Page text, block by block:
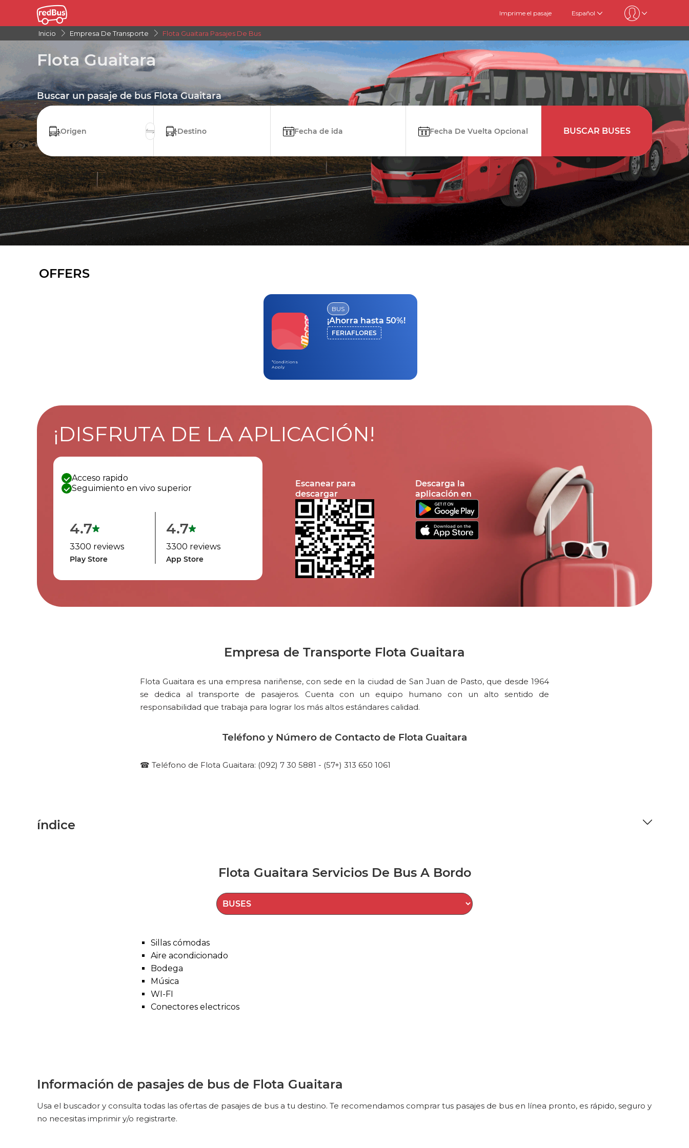
Imprime el pasaje Español
Inicio Empresa De Transporte Flota Guaitara Pasajes De Bus
Flota Guaitara
Buscar un pasaje de bus Flota Guaitara
Fecha de ida
Fecha De Vuelta BUSCAR BUSES
OFFERS
*Conditions
Apply
BUS
¡Ahorra hasta 50%!
FERIAFLORES
¡DISFRUTA DE LA APLICACIÓN!
Acceso rapido
Seguimiento en vivo superior
4.7
3300 reviews
Play Store
4.7
3300 reviews
App Store
Escanear para
descargar
Descarga la
aplicación en
Empresa de Transporte Flota Guaitara
Flota Guaitara es una empresa nariñense, con sede en la ciudad de San Juan de Pasto, que desde 1964
se dedica al transporte de pasajeros. Cuenta con un equipo humano con un alto sentido de
responsabilidad que trabaja para lograr los más altos estándares calidad.
Teléfono y Número de Contacto de Flota Guaitara
☎ Teléfono de Flota Guaitara: (092) 7 30 5881 - (57+) 313 650 1061
índice
Flota Guaitara Servicios De Bus A Bordo
Sillas cómodas
Aire acondicionado
Bodega
Música
WI-FI
Conectores electricos
Información de pasajes de bus de Flota Guaitara
Usa el buscador y consulta todas las ofertas de pasajes de bus a tu destino. Te recomendamos comprar tus pasajes de bus en línea pronto, es rápido, seguro y
no necesitas imprimir y/o registrarte.